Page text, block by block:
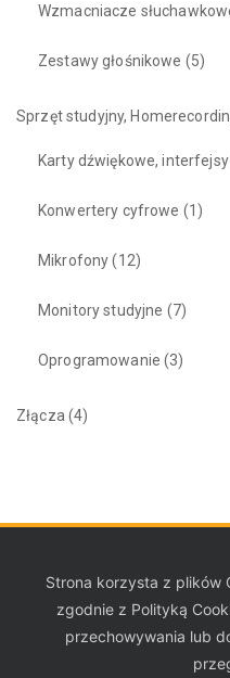
Wzmacniacze
Zestawy głośnikowe (5)
Sprzęt studyjny,
Karty dźwiękowe, interfejsy
Konwertery cyfrowe (1)
Mikrofony(12)
Monitory studyjne (7)
Oprogramowanie (3)
Złącza (4)
Strona korzysta z plików
zgodnie z Polityką
przechowywania lub